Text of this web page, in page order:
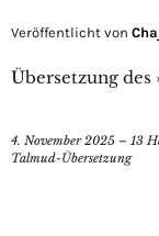
Veröffentlicht von
Übersetzung des
4. November 2025 – 13
Talmud-Übersetzung